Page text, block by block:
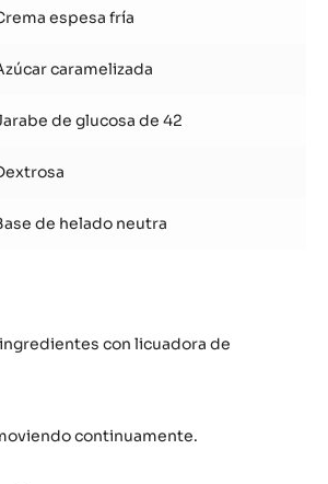
espesa fría
caramelizada
de glucosa de 42
de helado neutra
con licuadora de
continuamente.